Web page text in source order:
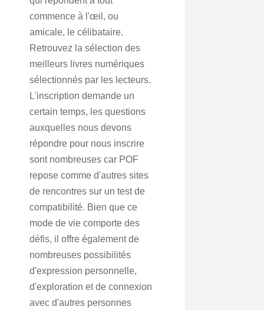
commence à l'œil, ou
amicale, le célibataire.
Retrouvez la sélection des
meilleurs livres numériques
sélectionnés par les lecteurs.
L'inscription demande un
certain temps, les questions
auxquelles nous devons
répondre pour nous inscrire
sont nombreuses car POF
repose comme d'autres sites
de rencontres sur un test de
compatibilité. Bien que ce
mode de vie comporte des
défis, il offre également de
nombreuses possibilités
d'expression personnelle,
d'exploration et de connexion
avec d'autres personnes